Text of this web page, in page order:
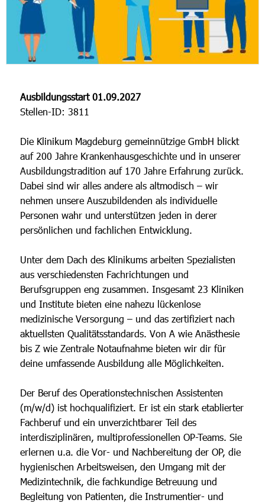
Ausbildungsstart 01.09.2027
Stellen-ID: 3811
Die Klinikum Magdeburg gemeinnützige GmbH blickt
auf 200 Jahre Krankenhausgeschichte und in unserer
Ausbildungstradition auf 170 Jahre Erfahrung zurück.
Dabei sind wir alles andere als altmodisch – wir
nehmen unsere Auszubildenden als individuelle
Personen wahr und unterstützen jeden in derer
persönlichen und fachlichen Entwicklung.
Unter dem Dach des Klinikums arbeiten Spezialisten
aus verschiedensten Fachrichtungen und
Berufsgruppen eng zusammen. Insgesamt 23 Kliniken
und Institute bieten eine nahezu lückenlose
medizinische Versorgung – und das zertifiziert nach
aktuellsten Qualitätsstandards. Von A wie Anästhesie
bis Z wie Zentrale Notaufnahme bieten wir dir für
deine umfassende Ausbildung alle Möglichkeiten.
Der Beruf des Operationstechnischen Assistenten
(m/w/d) ist hochqualifiziert. Er ist ein stark etablierter
Fachberuf und ein unverzichtbarer Teil des
interdisziplinären, multiprofessionellen OP-Teams. Sie
erlernen u.a. die Vor- und Nachbereitung der OP, die
hygienischen Arbeitsweisen, den Umgang mit der
Medizintechnik, die fachkundige Betreuung und
Begleitung von Patienten, die Instrumentier- und